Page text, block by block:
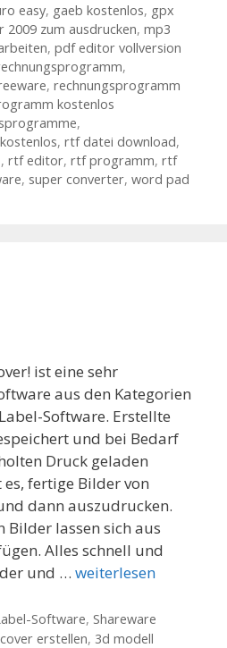
easy, gaeb kostenlos, gpx
2009 zum ausdrucken, mp3
, pdf editor vollversion
,
, rechnungsprogramm
kostenlos
,
, rtf datei download,
, rtf editor, rtf programm, rtf
, super converter, word pad
ist eine sehr
aus den Kategorien
Software. Erstellte
und bei Bedarf
Druck geladen
fertige Bilder von
dann auszudrucken.
Bilder lassen sich aus
Alles schnell und
und … weiterlesen
Software, Shareware
erstellen, 3d modell